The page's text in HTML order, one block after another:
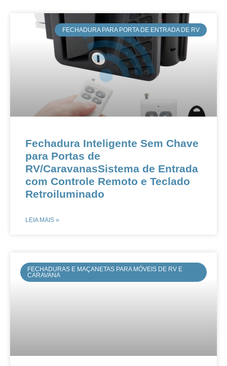
FECHADURA PARA PORTA DE ENTRADA DE RV
Fechadura Inteligente Sem Chave
para Portas de
RV/CaravanasSistema de Entrada
com Controle Remoto e Teclado
Retroiluminado
LEIA MAIS »
FECHADURAS E MAÇANETAS PARA MÓVEIS DE RV E
CARAVANA